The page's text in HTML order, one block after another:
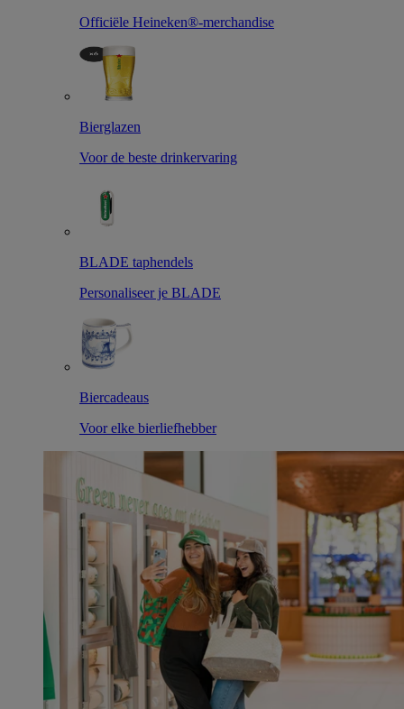
Officiële Heineken®-merchandise
Bierglazen
Voor de beste drinkervaring
BLADE taphendels
Personaliseer je BLADE
Biercadeaus
Voor elke bierliefhebber